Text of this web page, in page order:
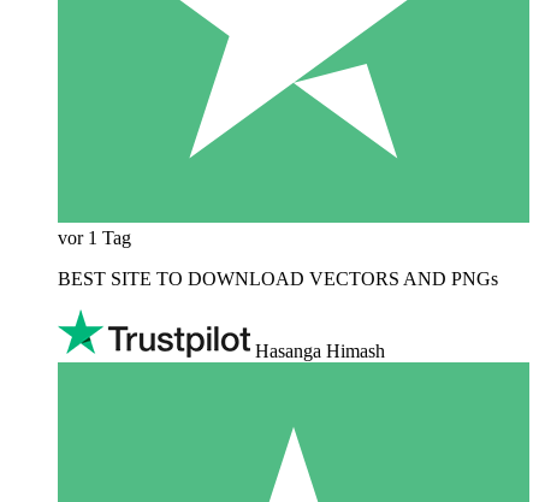
vor 1 Tag
BEST SITE TO DOWNLOAD VECTORS AND PNGs
Hasanga Himash